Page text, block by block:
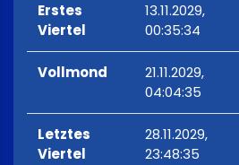
Erstes
Viertel
13.11.2029,
00:35:34
Vollmond
21.11.2029,
04:04:35
Letztes
Viertel
28.11.2029,
23:48:35